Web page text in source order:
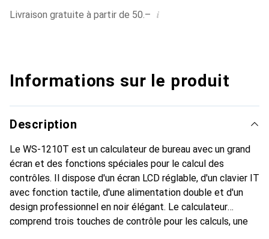
Livraison gratuite à partir de 50.– i
Informations sur le produit
Description
Le WS-1210T est un calculateur de bureau avec un grand
écran et des fonctions spéciales pour le calcul des
contrôles. Il dispose d'un écran LCD réglable, d'un clavier IT
avec fonction tactile, d'une alimentation double et d'un
design professionnel en noir élégant. Le calculateur
comprend trois touches de contrôle pour les calculs, une